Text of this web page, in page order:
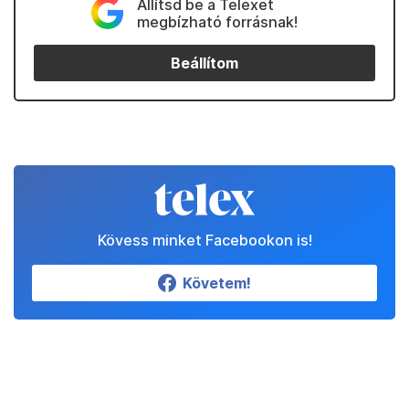
Állítsd be a Telexet
megbízható forrásnak!
Beállítom
Kövess minket Facebookon is!
Követem!